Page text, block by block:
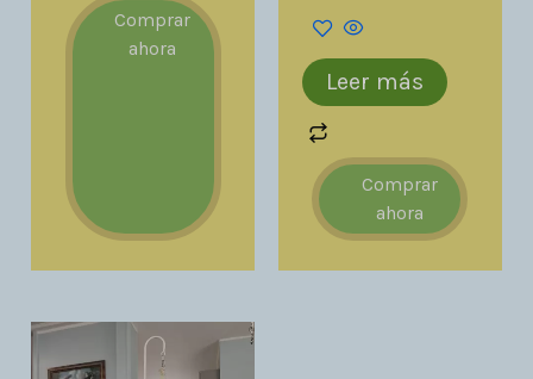
Comprar
ahora
Leer más
Comprar
ahora